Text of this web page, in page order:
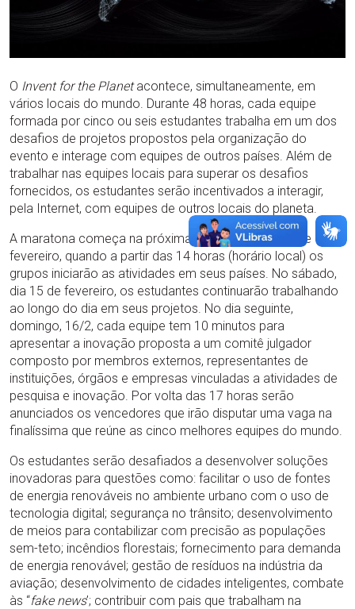
O Invent for the Planetacontece, simultaneamente, em
vários locais do mundo. Durante 48 horas, cada equipe
formada por cinco ou seis estudantes trabalha em um dos
desafios de projetos propostos pela organização do
evento e interage com equipes de outros países. Além de
trabalhar nas equipes locais para superar os desafios
fornecidos, os estudantes serão incentivados a interagir,
pela Internet, com equipes de outros locais do planeta.
A maratona começa na próxima sexta-feira, dia 14 de
fevereiro, quando a partir das 14 horas (horário local) os
grupos iniciarão as atividades em seus países. No sábado,
dia 15 de fevereiro, os estudantes continuarão trabalhando
ao longo do dia em seus projetos. No dia seguinte,
domingo, 16/2, cada equipe tem 10 minutos para
apresentar a inovação proposta a um comitê julgador
composto por membros externos, representantes de
instituições, órgãos e empresas vinculadas a atividades de
pesquisa e inovação. Por volta das 17 horas serão
anunciados os vencedores que irão disputar uma vaga na
finalíssima que reúne as cinco melhores equipes do mundo.
Os estudantes serão desafiados a desenvolver soluções
inovadoras para questões como: facilitar o uso de fontes
de energia renováveis no ambiente urbano com o uso de
tecnologia digital; segurança no trânsito; desenvolvimento
de meios para contabilizar com precisão as populações
sem-teto; incêndios florestais; fornecimento para demanda
de energia renovável; gestão de resíduos na indústria da
aviação; desenvolvimento de cidades inteligentes, combate
às “fake news’; contribuir com pais que trabalham na